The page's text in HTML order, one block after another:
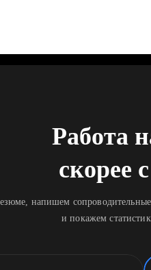
Работа
скорее c
напишем
и покажем